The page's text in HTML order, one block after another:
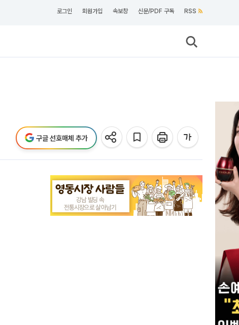
로그인 회원가입 속보창 신문/PDF 구독 RSS
구글 선호매체 추가